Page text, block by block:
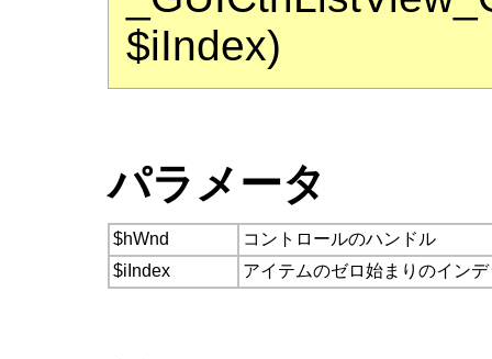
$iIndex)
パラメータ
$hWnd
コントロールのハンドル
$iIndex
アイテムのゼロ始まりのイン